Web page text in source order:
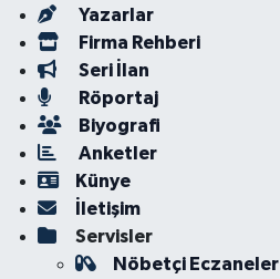
Yazarlar
Firma Rehberi
Seri İlan
Röportaj
Biyografi
Anketler
Künye
İletişim
Servisler
Nöbetçi Eczaneler